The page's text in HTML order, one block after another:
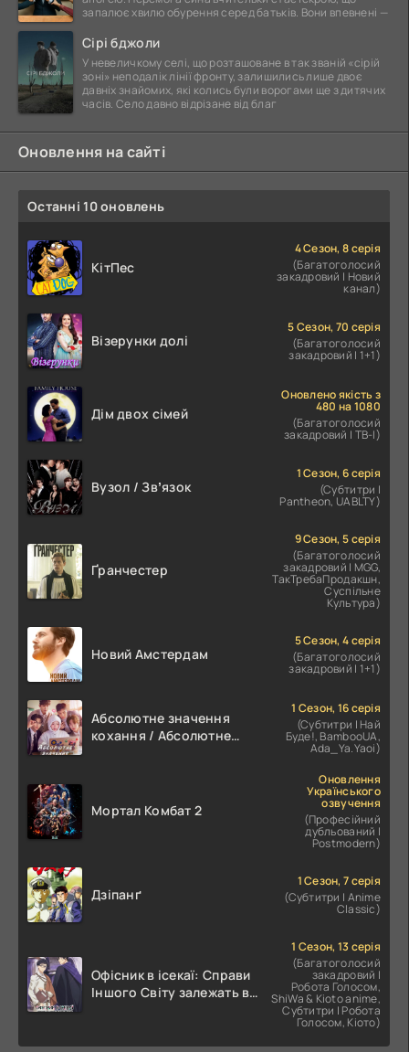
запалює хвилю обурення серед батьків. Вони впевнені —
Сірі бджоли
У невеличкому селі, що розташоване в так званій «сірій
зоні» неподалік лінії фронту, залишились лише двоє
давніх знайомих, які колись були ворогами ще з дитячих
часів. Село давно відрізане від благ
Оновлення на сайті
Останні 10 оновлень
КітПес
4 Сезон, 8 серія
(Багатоголосий
закадровий | Новий
канал)
Візерунки долі
5 Сезон, 70 серія
(Багатоголосий
закадровий | 1+1)
Дім двох сімей
Оновлено якість з
480 на 1080
(Багатоголосий
закадровий | ТВ-І)
Вузол / Звʼязок
1 Сезон, 6 серія
(Субтитри |
Pantheon, UABLTY)
Ґранчестер
9 Сезон, 5 серія
(Багатоголосий
закадровий | MGG,
ТакТребаПродакшн,
Суспільне
Культура)
Новий Амстердам
5 Сезон, 4 серія
(Багатоголосий
закадровий | 1+1)
Абсолютне значення
кохання / Абсолютне
1 Сезон, 16 серія
(Субтитри | Най
Буде!, BambooUA,
Ada_Ya.Yaoi)
Мортал Комбат 2
Оновлення
Українського
озвучення
(Професійний
дубльований |
Postmodern)
Дзіпанґ
1 Сезон, 7 серія
(Субтитри | Anime
Classic)
Офісник в ісекаї: Справи
Іншого Світу залежать від
1 Сезон, 13 серія
(Багатоголосий
закадровий |
Робота Голосом,
ShiWa & Kioto anime,
Субтитри | Робота
Голосом, Кіото)